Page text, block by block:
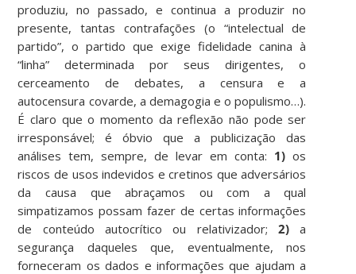
produziu, no passado, e continua a produzir no
presente, tantas contrafações (o “intelectual de
partido”, o partido que exige fidelidade canina à
“linha” determinada por seus dirigentes, o
cerceamento de debates, a censura e a
autocensura covarde, a demagogia e o populismo…).
É claro que o momento da reflexão não pode ser
irresponsável; é óbvio que a publicização das
análises tem, sempre, de levar em conta: 1) os
riscos de usos indevidos e cretinos que adversários
da causa que abraçamos ou com a qual
simpatizamos possam fazer de certas informações
de conteúdo autocrítico ou relativizador; 2)a
segurança daqueles que, eventualmente, nos
forneceram os dados e informações que ajudam a